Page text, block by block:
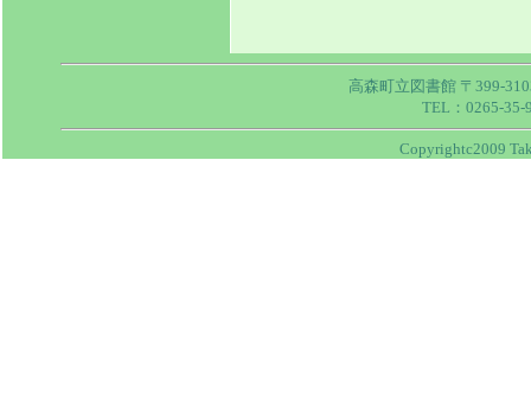
高森町立図書館 〒399-
TEL：0265-
Copyrightc2009